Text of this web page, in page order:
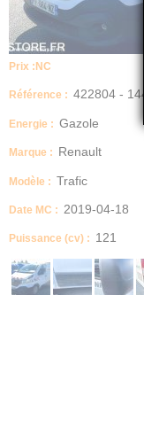
Prix : NC
Référence : 422804 - 144
Energie : Gazole
Marque : Renault
Modèle : Trafic
Date MC : 2019-04-18
Puissance (cv) : 121